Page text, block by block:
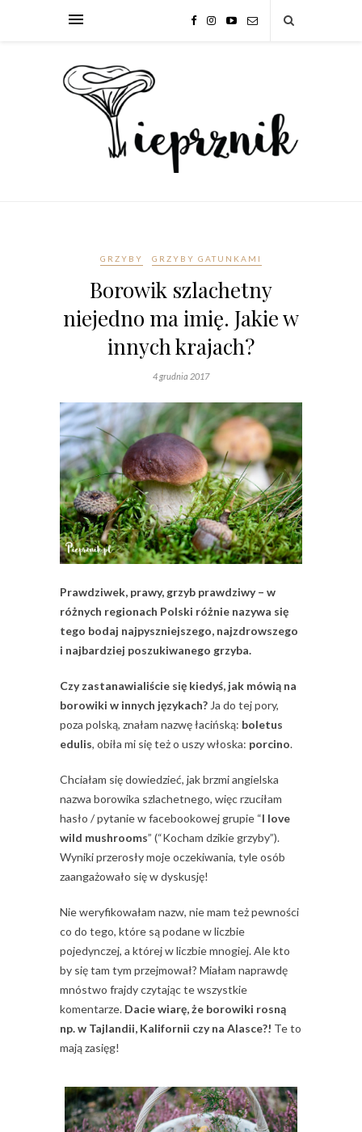
GRZYBY GRZYBY GATUNKAMI
Borowik szlachetny
niejedno ma imię. Jakie w
innych krajach?
4 grudnia 2017
Prawdziwek, prawy, grzyb prawdziwy – w
różnych regionach Polski różnie nazywa się
tego bodaj najpyszniejszego, najzdrowszego
i najbardziej poszukiwanego grzyba.
Czy zastanawialiście się kiedyś, jak mówią na
borowiki w innych językach? Ja do tej pory,
poza polską, znałam nazwę łacińską: boletus
edulis, obiła mi się też o uszy włoska: porcino.
Chciałam się dowiedzieć, jak brzmi angielska
nazwa borowika szlachetnego, więc rzuciłam
hasło / pytanie w facebookowej grupie “I love
wild mushrooms” (“Kocham dzikie grzyby”).
Wyniki przerosły moje oczekiwania, tyle osób
zaangażowało się w dyskusję!
Nie weryfikowałam nazw, nie mam też pewności
co do tego, które są podane w liczbie
pojedynczej, a której w liczbie mnogiej. Ale kto
by się tam tym przejmował? Miałam naprawdę
mnóstwo frajdy czytając te wszystkie
komentarze. Dacie wiarę, że borowiki rosną
np. w Tajlandii, Kalifornii czy na Alasce?! Te to
mają zasięg!